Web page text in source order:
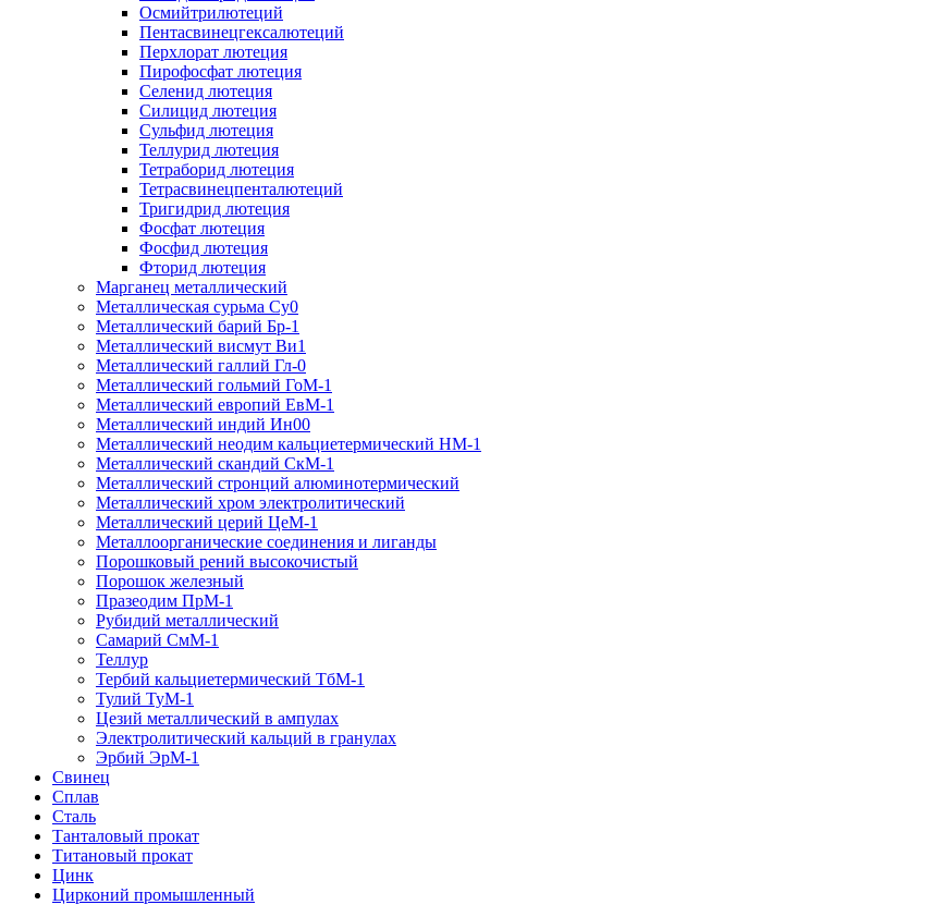
Осмийтрилютеций
Пентасвинецгексалютеций
Перхлорат лютеция
Пирофосфат лютеция
Селенид лютеция
Силицид лютеция
Сульфид лютеция
Теллурид лютеция
Тетраборид лютеция
Тетрасвинецпенталютеций
Тригидрид лютеция
Фосфат лютеция
Фосфид лютеция
Фторид лютеция
Марганец металлический
Металлическая сурьма Су0
Металлический барий Бр-1
Металлический висмут Ви1
Металлический галлий Гл-0
Металлический гольмий ГоМ-1
Металлический европий ЕвМ-1
Металлический индий Ин00
Металлический неодим кальциетермический НМ-1
Металлический скандий СкМ-1
Металлический стронций алюминотермический
Металлический хром электролитический
Металлический церий ЦеМ-1
Металлоорганические соединения и лиганды
Порошковый рений высокочистый
Порошок железный
Празеодим ПрМ-1
Рубидий металлический
Самарий СмМ-1
Теллур
Тербий кальциетермический ТбМ-1
Тулий ТуМ-1
Цезий металлический в ампулах
Электролитический кальций в гранулах
Эрбий ЭрМ-1
Свинец
Сплав
Сталь
Танталовый прокат
Титановый прокат
Цинк
Цирконий промышленный